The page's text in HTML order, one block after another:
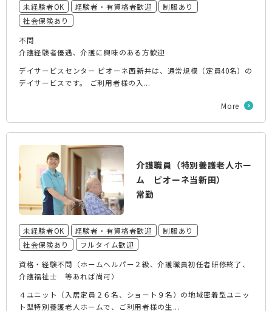
未経験者OK 経験者・有資格者歓迎
制服あり
社会保険あり
不問
介護経験者優遇、介護に興味のある方歓迎
デイサービスセンター ピオーネ西新井は、通常規模（定員40名）の
デイサービスです。 ご利用者様の入...
More
介護職員（特別養護老人ホー
ム ピオーネ当新田）
常勤
未経験者OK 経験者・有資格者歓迎
制服あり
社会保険あり
フルタイム歓迎
資格・経験不問（ホームヘルパー２級、介護職員初任者研修終了、
介護福祉士 等あれば尚可）
４ユニット（入居定員２６名、ショート９名）の地域密着型ユニッ
ト型特別養護老人ホームで、ご利用者様の生...